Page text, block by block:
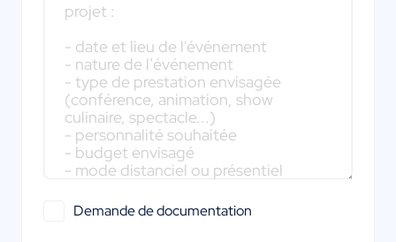
Demande de documentation